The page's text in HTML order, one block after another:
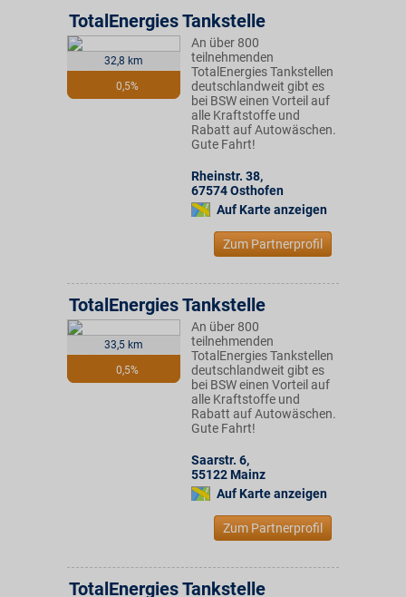
32,8 km
0,5%
TotalEnergies Tankstelle
An über 800
teilnehmenden
TotalEnergies Tankstellen
deutschlandweit gibt es
bei BSW einen Vorteil auf
alle Kraftstoffe und
Rabatt auf Autowäschen.
Gute Fahrt!
Rheinstr. 38,
67574Osthofen
Auf Karte anzeigen
Zum Partnerprofil
33,5 km
0,5%
TotalEnergies Tankstelle
An über 800
teilnehmenden
TotalEnergies Tankstellen
deutschlandweit gibt es
bei BSW einen Vorteil auf
alle Kraftstoffe und
Rabatt auf Autowäschen.
Gute Fahrt!
Saarstr. 6,
55122 Mainz
Auf Karte anzeigen
Zum Partnerprofil
TotalEnergies Tankstelle